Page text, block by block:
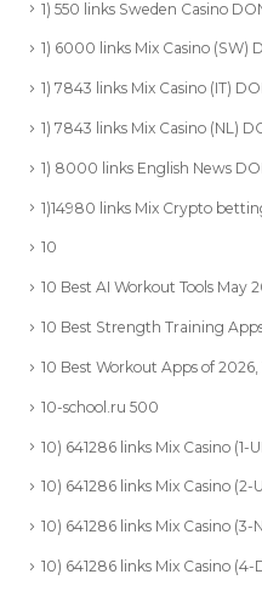
1) 550 links Sweden Casino
1) 6000 links Mix Casino (SW)
1) 7843 links Mix Casino (IT)
1) 7843 links Mix Casino (NL)
1) 8000 links English News
1)14980 links Mix Crypto
10
10 Best AI Workout Tools May
10 Best Strength Training
10 Best Workout Apps of
10-school.ru 500
10) 641286 links Mix Casino (1-
10) 641286 links Mix Casino (2-
10) 641286 links Mix Casino (3-
10) 641286 links Mix Casino (4-